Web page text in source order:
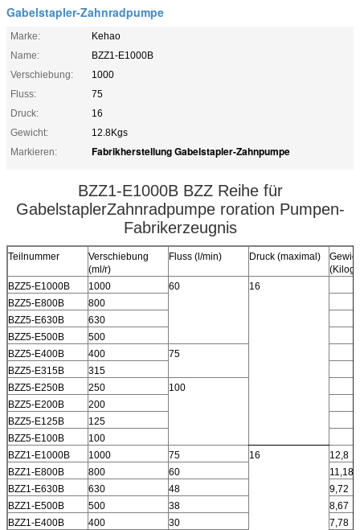
Gabelstapler-Zahnradpumpe
Marke:
Kehao
Name:
BZZ1-E1000B
Verschiebung:
1000
Fluss:
75
Druck:
16
Gewicht:
12.8Kgs
Markieren:
Fabrikherstellung Gabelstapler-Zahnpumpe
BZZ1-E1000B BZZ Reihe für
GabelstaplerZahnradpumpe roration Pumpen-
Fabrikerzeugnis
Teilnummer
Verschiebung
(ml/r)
Fluss (l/min) Druck (maximal)
BZZ5-E1000B
1000 60
16
BZZ5-E800B
800
BZZ5-E630B
630
BZZ5-E500B
500
BZZ5-E400B
400
75
BZZ5-E315B
315
BZZ5-E250B
250
100
BZZ5-E200B
200
BZZ5-E125B
125
BZZ5-E100B
100
BZZ1-E1000B
1000 75 16
12,8
BZZ1-E800B
800 60
11,18
BZZ1-E630B
630 48
9,72
BZZ1-E500B
500 38
8,67
BZZ1-E400B
400 30
7,78